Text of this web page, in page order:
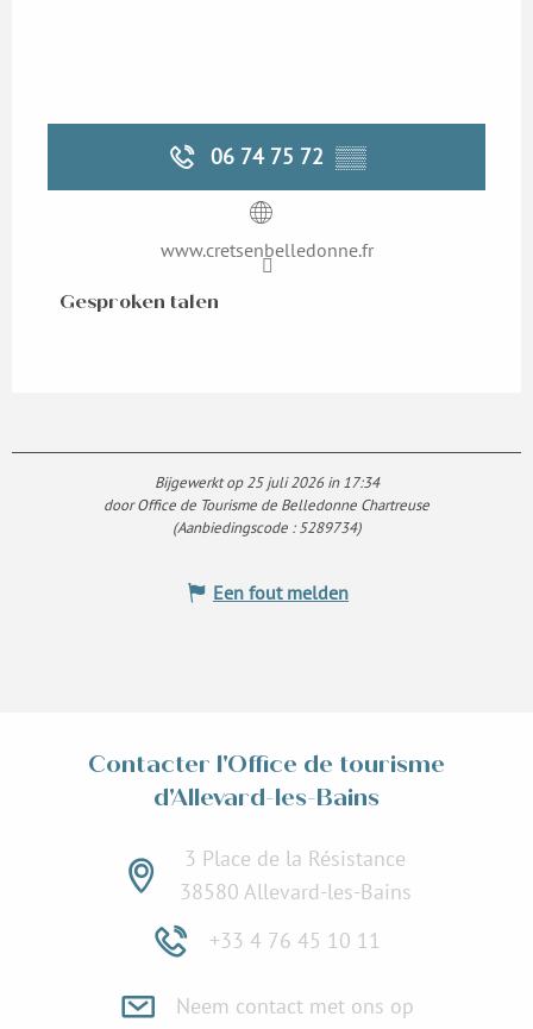
06 74 75 72 ▒▒
www.cretsenbelledonne.fr
Gesproken talen
Gesproken talen
Bijgewerkt op 25 juli 2026 in 17:34
door Office de Tourisme de Belledonne Chartreuse
(Aanbiedingscode :5289734)
Een fout melden
Contacter l'Office de tourisme
d'Allevard-les-Bains
3 Place de la Résistance
38580 Allevard-les-Bains
+33 4 76 45 10 11
Neem contact met ons op